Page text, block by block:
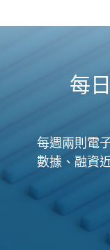
每
每週兩則電
數據、融資